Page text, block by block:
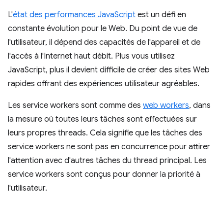
L'état des performances JavaScript est un défi en
constante évolution pour le Web. Du point de vue de
l'utilisateur, il dépend des capacités de l'appareil et de
l'accès à l'Internet haut débit. Plus vous utilisez
JavaScript, plus il devient difficile de créer des sites Web
rapides offrant des expériences utilisateur agréables.
Les service workers sont comme des web workers, dans
la mesure où toutes leurs tâches sont effectuées sur
leurs propres threads. Cela signifie que les tâches des
service workers ne sont pas en concurrence pour attirer
l'attention avec d'autres tâches du thread principal. Les
service workers sont conçus pour donner la priorité à
l'utilisateur.